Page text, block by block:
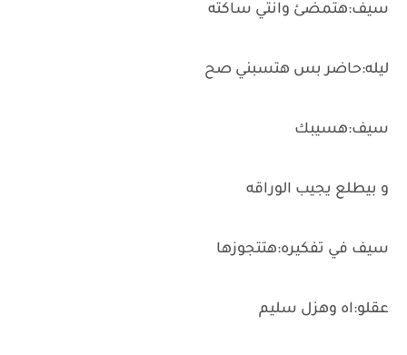
سيف:هتمضئ وانتي ساكته
ليله:حاضر بس هتسبني صح
سيف:هسيبك
و بيطلع يجيب الوراقه
سيف في تفكيره:هتتجوزها
عقلو:اه وهزل سليم